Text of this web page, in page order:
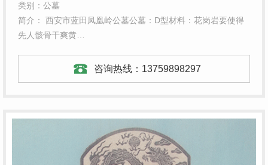
类别：公墓
简介： 西安市蓝田凤凰岭公墓公墓：D型材料：花岗岩要使得
先人骸骨干爽黄…
咨询热线： 13759898297